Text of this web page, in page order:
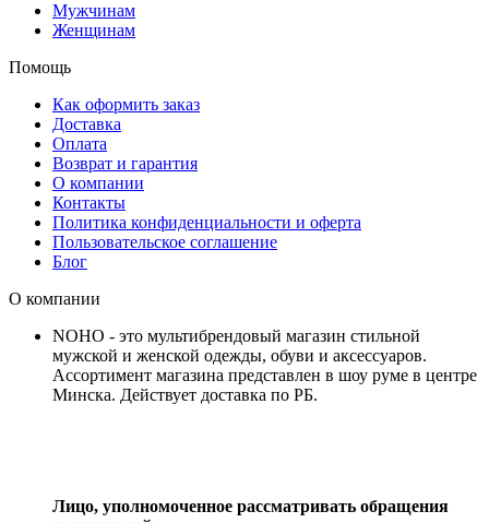
Мужчинам
Женщинам
Помощь
Как оформить заказ
Доставка
Оплата
Возврат и гарантия
О компании
Контакты
Политика конфиденциальности и оферта
Пользовательское соглашение
Блог
О компании
NOHO - это мультибрендовый магазин стильной
мужской и женской одежды, обуви и аксессуаров.
Ассортимент магазина представлен в шоу руме в центре
Минска. Действует доставка по РБ.
Лицо, уполномоченное рассматривать обращения